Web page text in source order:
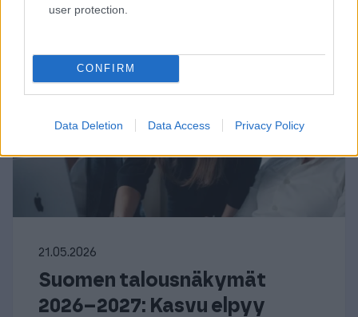
user protection.
CONFIRM
Data Deletion Data Access Privacy Policy
21.05.2026
Suomen talousnäkymät
2026–2027: Kasvu elpyy